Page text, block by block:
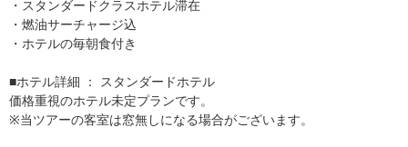
・スタンダードクラスホテル滞在
・燃油サーチャージ込
・ホテルの毎朝食付き
■ホテル詳細 ： スタンダードホテル
価格重視のホテル未定プランです。
※当ツアーの客室は窓無しになる場合がございます。